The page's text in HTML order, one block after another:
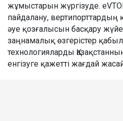
жұмыстарын жүргізуде.
пайдалану,
әуе қозғалысын басқару
заңнамалық өзгерістер
технологияларды
енгізуге қажетті жағдай